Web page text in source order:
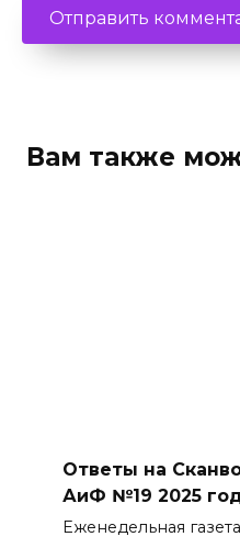
Вам также
Ответы на
АиФ №19 2025
Еженедельная